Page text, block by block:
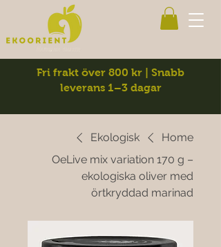
Fri frakt över 800 kr | Snabb
leverans 1–3 dagar
Home
Ekologisk
OeLive mix variation 170 g –
ekologiska oliver med
örtkryddad marinad